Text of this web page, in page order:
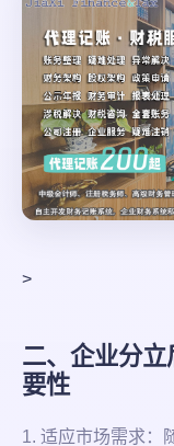
>
二、企业分
要性
1. 适应市场需求：